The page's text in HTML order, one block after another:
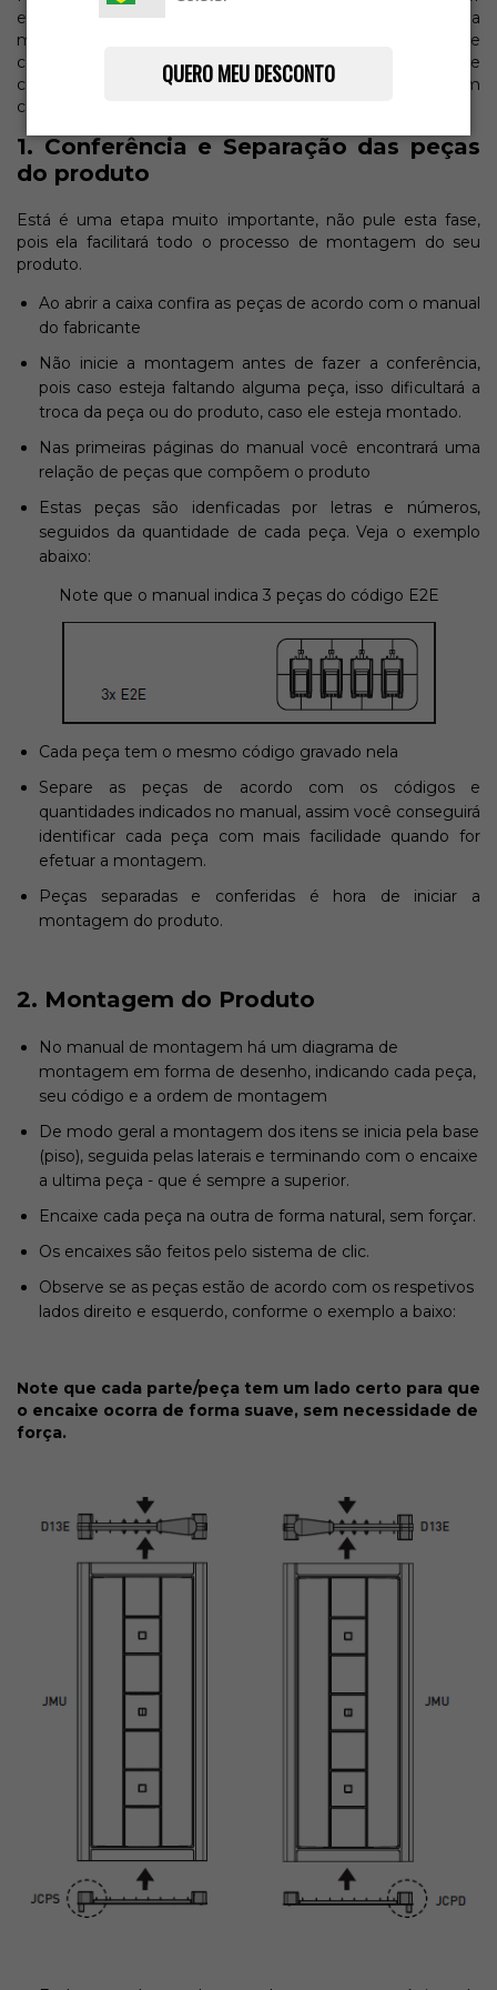
QUERO MEU DESCONTO
entendimento do manual do fabricante e para facilitar a
montagem de seu produto, caso não tenha familiaridade
com os produtos Keter. Oriente-se pelas dicas abaixo e
conseguirá montar seu porduto com mais facilidade. Em
caso de dúvidas consulte nossa equipe
1. Conferência e Separação das peças
do produto
Está é uma etapa muito importante, não pule esta fase,
pois ela facilitará todo o processo de montagem do seu
produto.
Ao abrir a caixa confira as peças de acordo com o manual
do fabricante
Não inicie a montagem antes de fazer a conferência,
pois caso esteja faltando alguma peça, isso dificultará a
troca da peça ou do produto, caso ele esteja montado.
Nas primeiras páginas do manual você encontrará uma
relação de peças que compõem o produto
Estas peças são idenficadas por letras e números,
seguidos da quantidade de cada peça. Veja o exemplo
abaixo:
Note que o manual indica 3 peças do código E2E
Cada peça tem o mesmo código gravado nela
Separe as peças de acordo com os códigos e
quantidades indicados no manual, assim você conseguirá
identificar cada peça com mais facilidade quando for
efetuar a montagem.
Peças separadas e conferidas é hora de iniciar a
montagem do produto.
2. Montagem do Produto
No manual de montagem há um diagrama de
montagem em forma de desenho, indicando cada peça,
seu código e a ordem de montagem
De modo geral a montagem dos itens se inicia pela base
(piso), seguida pelas laterais e terminando com o encaixe
a ultima peça - que é sempre a superior.
Encaixe cada peça na outra de forma natural, sem forçar.
Os encaixes são feitos pelo sistema de clic.
Observe se as peças estão de acordo com os respetivos
lados direito e esquerdo, conforme o exemplo a baixo:
Note que cada parte/peça tem um lado certo para que
o encaixe ocorra de forma suave, sem necessidade de
força.